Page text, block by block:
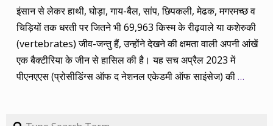
इंसान से लेकर हाथी, घोड़ा, गाय-बैल, सांप, छिपकली, मेढक, मगरमच्छ व
चिड़ियों तक धरती पर जितने भी 69,963 किस्म के रीढ़वाले या कशेरुकी
(vertebrates) जीव-जन्तु हैं, उन्होंने देखने की क्षमता वाली अपनी आंखें
एक बैक्टीरिया के जीन से हासिल की है। यह सच अप्रैल 2023 में
पीएनएएस (प्रोसीडिंग्स ऑफ द नेशनल एकेडमी ऑफ साइंसेज) की…
Search